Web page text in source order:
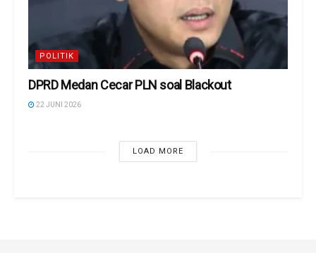
POLITIK
DPRD Medan Cecar PLN soal Blackout
22 JUNI 2026
LOAD MORE